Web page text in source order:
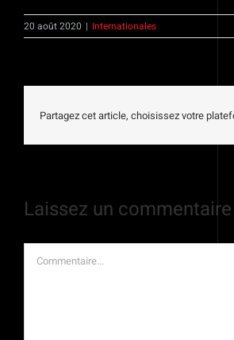
20 août 2020 | Internationales
Partagez cet article, choisissez votre
Laissez un commentaire
Commentaire